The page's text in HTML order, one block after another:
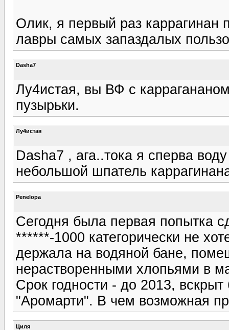
Олик, я первый раз каррагинан
лавры самых запаздалых
Dasha7
Лу4истая, вы ВФ с
пузырьки.
Лу4истая
Dasha7 , ага..тока я сперва
небольшой шпатель
Penelopa
Сегодня была первая попытка
******-1000 категорически не
держала на водяной бане,
нерастворенными хлопьями в
Срок годности - до 2013,
"Аромарти". В чем возможная
Циля